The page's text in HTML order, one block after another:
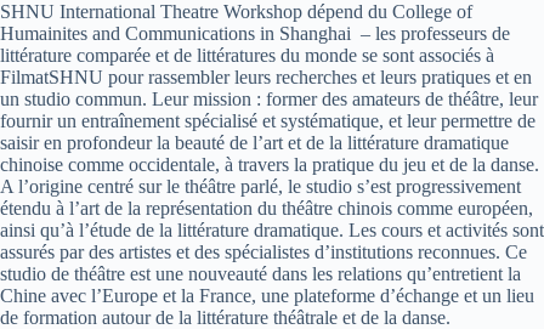
SHNU International Theatre Workshop dépend du College of
Humainites and Communications in Shanghai – les professeurs de
littérature comparée et de littératures du monde se sont associés à
FilmatSHNU pour rassembler leurs recherches et leurs pratiques et en
un studio commun. Leur mission : former des amateurs de théâtre, leur
fournir un entraînement spécialisé et systématique, et leur permettre de
saisir en profondeur la beauté de l’art et de la littérature dramatique
chinoise comme occidentale, à travers la pratique du jeu et de la danse.
A l’origine centré sur le théâtre parlé, le studio s’est progressivement
étendu à l’art de la représentation du théâtre chinois comme européen,
ainsi qu’à l’étude de la littérature dramatique. Les cours et activités sont
assurés par des artistes et des spécialistes d’institutions reconnues. Ce
studio de théâtre est une nouveauté dans les relations qu’entretient la
Chine avec l’Europe et la France, une plateforme d’échange et un lieu
de formation autour de la littérature théâtrale et de la danse.